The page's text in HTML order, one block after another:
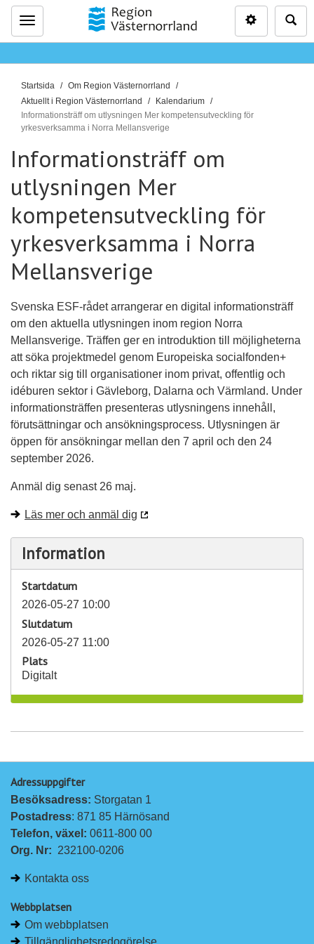
Meny
D
u
ä
r
h
ä
r
Startsida
Om Region Västernorrland
Aktuellt i Region Västernorrland
Kalendarium
Informationsträff om utlysningen Mer kompetensutveckling för
yrkesverksamma i Norra Mellansverige
Informationsträff om
utlysningen Mer
kompetensutveckling för
yrkesverksamma i Norra
Mellansverige
Svenska ESF-rådet arrangerar en digital informationsträff
om den aktuella utlysningen inom region Norra
Mellansverige. Träffen ger en introduktion till möjligheterna
att söka projektmedel genom Europeiska socialfonden+
och riktar sig till organisationer inom privat, offentlig och
idéburen sektor i Gävleborg, Dalarna och Värmland. Under
informationsträffen presenteras utlysningens innehåll,
förutsättningar och ansökningsprocess. Utlysningen är
öppen för ansökningar mellan den 7 april och den 24
september 2026.
Anmäl dig senast 26 maj.
Läs mer och anmäl dig
Information
Startdatum
2026-05-27 10:00
Slutdatum
2026-05-27 11:00
Plats
Digitalt
Adressuppgifter
Besöksadress: Storgatan 1
Postadress: 871 85 Härnösand
Telefon, växel: 0611-800 00
Org. Nr: 232100-0206
Kontakta oss
Webbplatsen
Om webbplatsen